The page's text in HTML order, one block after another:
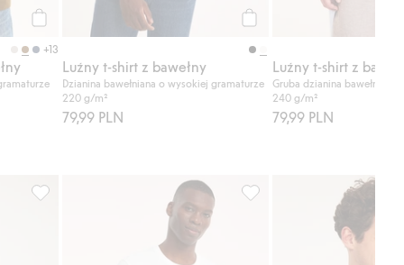
+13
Luźny t-shirt z bawełny
Dzianina bawełniana o wysokiej gramaturze
220 g/m²
79,99 PLN
Luźny t-shirt z
Gruba dzianina bawełniana
240 g/m²
79,99 PLN
do listy ulubione
Klasyczny t-shirt z bawełny, Dodaj do listy ulubione
Klasyczny t-shirt z